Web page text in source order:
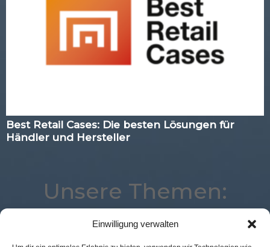
Einwilligung verwalten
Best Retail Cases: Die besten Lösungen für
Händler und Hersteller
Unsere Themen:
Best Retail Cases Location Corona eCommerce